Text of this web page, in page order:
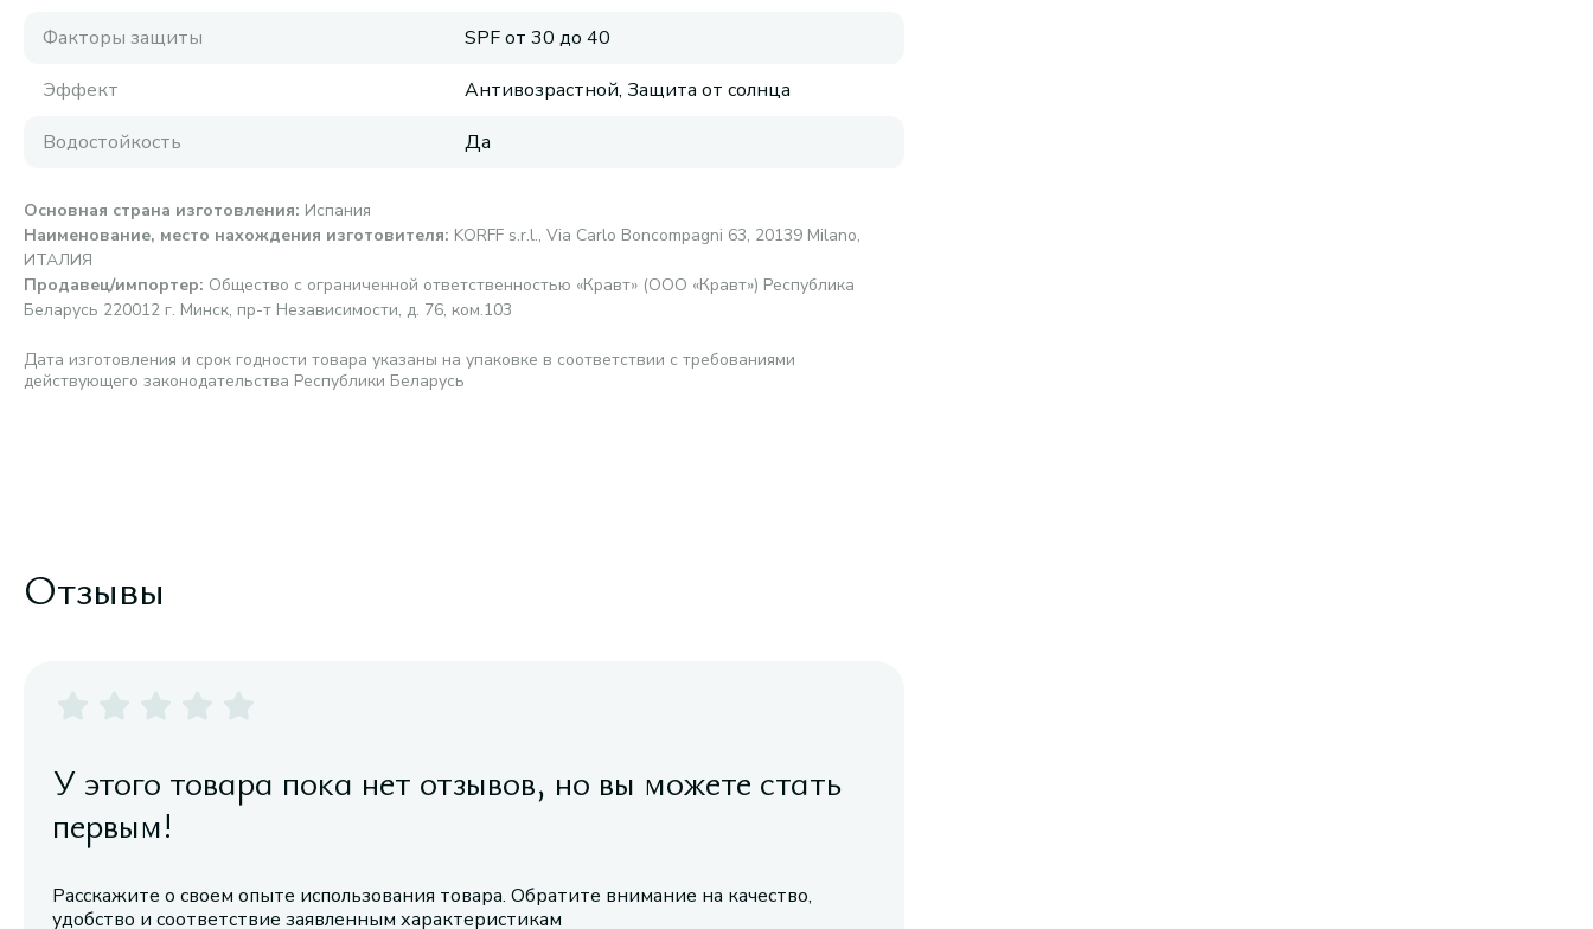
Факторы защиты
SPF от 30 до 40
Эффект
Антивозрастной, Защита от солнца
Водостойкость
Да
Основная страна изготовления: Испания
Наименование, место нахождения изготовителя: KORFF s.r.l., Via Carlo Boncompagni 63, 20139 Milano,
ИТАЛИЯ
Продавец/импортер: Общество с ограниченной ответственностью «Кравт» (ООО «Кравт») Республика
Беларусь 220012 г. Минск, пр-т Независимости, д. 76, ком.103
Дата изготовления и срок годности товара указаны на упаковке в соответствии с требованиями
действующего законодательства Республики Беларусь
Отзывы
У этого товара пока нет отзывов, но вы можете стать
первым!
Расскажите о своем опыте использования товара. Обратите внимание на качество,
удобство и соответствие заявленным характеристикам